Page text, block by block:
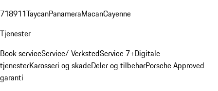
718911TaycanPanameraMacanCayenne
Tjenester
Book serviceService/ VerkstedService 7+Digitale
tjenesterKarosseri og skadeDeler og tilbehørPorsche Approved
garanti